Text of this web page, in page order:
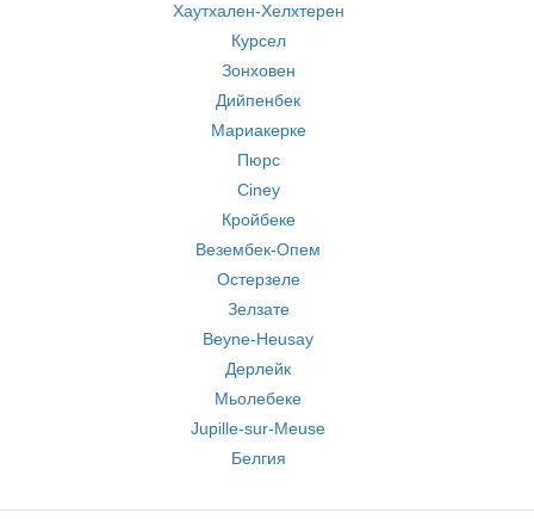
Хаутхален-Хелхтерен
Курсел
Зонховен
Дийпенбек
Мариакерке
Пюрс
Ciney
Кройбеке
Везембек-Опем
Остерзеле
Зелзате
Beyne-Heusay
Дерлейк
Мьолебеке
Jupille-sur-Meuse
Белгия